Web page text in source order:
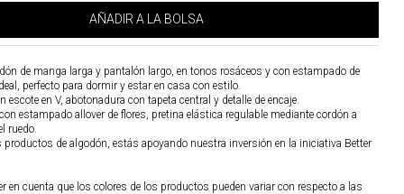
AÑADIR A LA BOLSA
de manga larga y pantalón largo, en tonos rosáceos y con estampado de
perfecto para dormir y estar en casa con estilo.
escote en V, abotonadura con tapeta central y detalle de encaje.
estampado allover de flores, pretina elástica regulable mediante cordón a
ruedo.
productos de algodón, estás apoyando nuestra inversión en la iniciativa Better
en cuenta que los colores de los productos pueden variar con respecto a las